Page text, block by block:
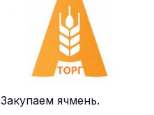
Закупаем ячмень.